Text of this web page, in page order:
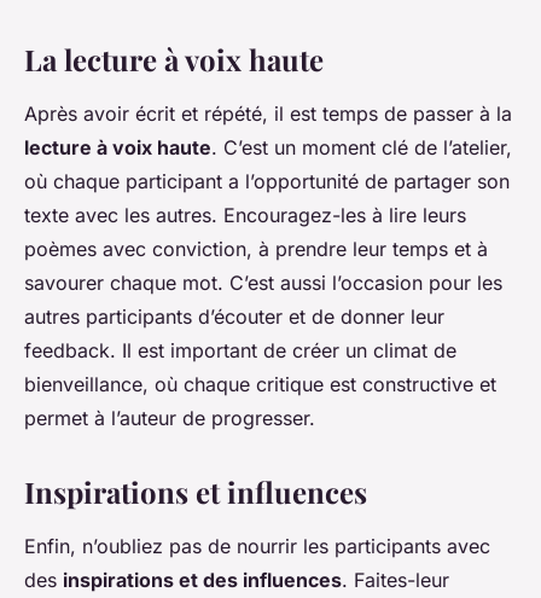
La lecture à voix haute
Après avoir écrit et répété, il est temps de passer à la
lecture à voix haute. C’est un moment clé de l’atelier,
où chaque participant a l’opportunité de partager son
texte avec les autres. Encouragez-les à lire leurs
poèmes avec conviction, à prendre leur temps et à
savourer chaque mot. C’est aussi l’occasion pour les
autres participants d’écouter et de donner leur
feedback. Il est important de créer un climat de
bienveillance, où chaque critique est constructive et
permet à l’auteur de progresser.
Inspirations et influences
Enfin, n’oubliez pas de nourrir les participants avec
des inspirations et des influences. Faites-leur